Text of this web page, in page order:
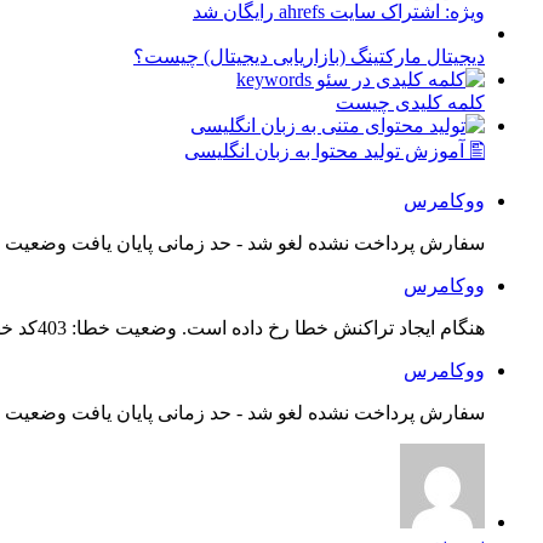
ویژه: اشتراک سایت ahrefs رایگان شد
دیجیتال مارکتینگ (بازاریابی دیجیتال) چیست؟
کلمه کلیدی چیست
🖺 آموزش تولید محتوا به زبان انگلیسی
ووکامرس
سفارش پرداخت نشده لغو شد - حد زمانی پایان یافت
ووکامرس
هنگام ایجاد تراکنش خطا رخ داده است. وضعیت خطا: 403کد خطا: 21...
ووکامرس
سفارش پرداخت نشده لغو شد - حد زمانی پایان یافت